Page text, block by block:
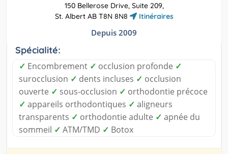
150 Bellerose Drive, Suite 209,
St. Albert AB T8N 8N8
Itinéraires
Depuis 2009
Spécialité:
✓ Encombrement ✓ occlusion profonde ✓
surocclusion ✓ dents incluses ✓ occlusion
ouverte ✓ sous-occlusion ✓ orthodontie précoce
✓ appareils orthodontiques ✓ aligneurs
transparents ✓ orthodontie adulte ✓ apnée du
sommeil ✓ ATM/TMD ✓ Botox